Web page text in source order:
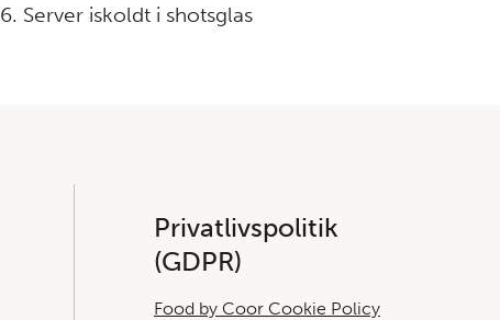
6. Server iskoldt i shotsglas
Privatlivspolitik
(GDPR)
Food by Coor Cookie Policy